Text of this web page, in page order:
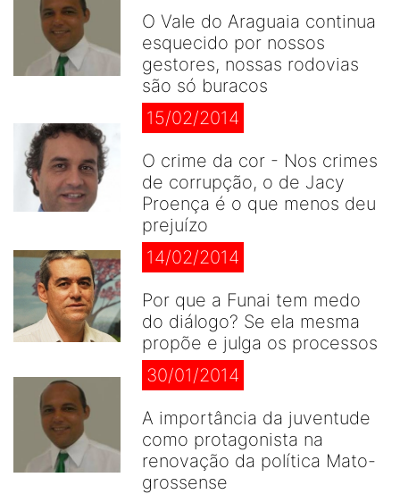
O Vale do Araguaia continua
esquecido por nossos
gestores, nossas rodovias
são só buracos
15/02/2014
O crime da cor - Nos crimes
de corrupção, o de Jacy
Proença é o que menos deu
prejuízo
14/02/2014
Por que a Funai tem medo
do diálogo? Se ela mesma
propõe e julga os processos
30/01/2014
A importância da juventude
como protagonista na
renovação da política Mato-
grossense